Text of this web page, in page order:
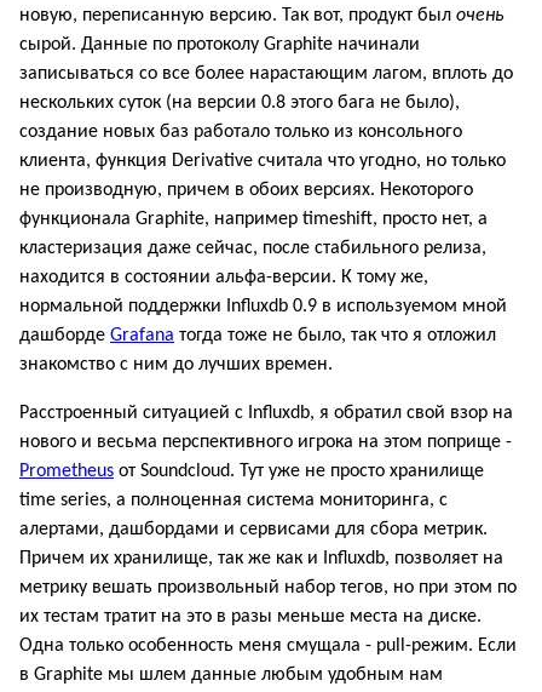
новую, переписанную версию. Так вот, продукт был очень
сырой. Данные по протоколу Graphite начинали
записываться со все более нарастающим лагом, вплоть до
нескольких суток (на версии 0.8 этого бага не было),
создание новых баз работало только из консольного
клиента, функция Derivative считала что угодно, но только
не производную, причем в обоих версиях. Некоторого
функционала Graphite, например timeshift, просто нет, а
кластеризация даже сейчас, после стабильного релиза,
находится в состоянии альфа-версии. К тому же,
нормальной поддержки Influxdb 0.9 в используемом мной
дашборде Grafana тогда тоже не было, так что я отложил
знакомство с ним до лучших времен.
Расстроенный ситуацией с Influxdb, я обратил свой взор на
нового и весьма перспективного игрока на этом поприще -
Prometheus от Soundcloud. Тут уже не просто хранилище
time series, а полноценная система мониторинга, с
алертами, дашбордами и сервисами для сбора метрик.
Причем их хранилище, так же как и Influxdb, позволяет на
метрику вешать произвольный набор тегов, но при этом по
их тестам тратит на это в разы меньше места на диске.
Одна только особенность меня смущала - pull-режим. Если
в Graphite мы шлем данные любым удобным нам